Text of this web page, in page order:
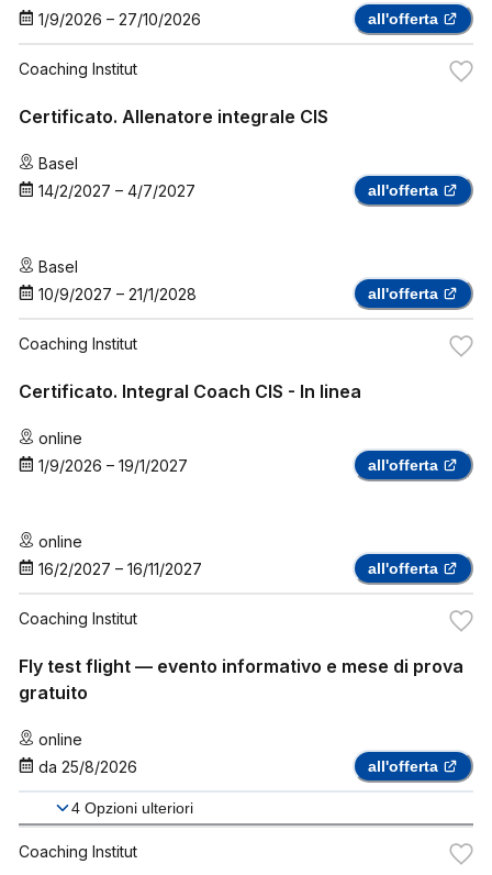
1/9/2026 – 27/10/2026 all'offerta
Coaching Institut
Certificato. Allenatore integrale CIS
Basel
14/2/2027 – 4/7/2027 all'offerta
Basel
10/9/2027 – 21/1/2028 all'offerta
Coaching Institut
Certificato. Integral Coach CIS - In linea
online
1/9/2026 – 19/1/2027 all'offerta
online
16/2/2027 – 16/11/2027 all'offerta
Coaching Institut
Fly test flight — evento informativo e mese di prova
gratuito
online
da 25/8/2026 all'offerta
4 Opzioni ulteriori
Coaching Institut